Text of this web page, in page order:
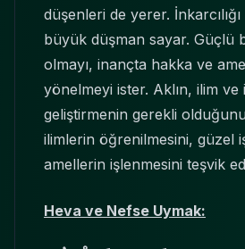
düşenleri de yerer.
büyük düşman sayar. Güçlü
olmayı, inançta hakka ve
yönelmeyi ister. Aklın, ilim ve
geliştirmenin gerekli
ilimlerin öğrenilmesini, güzel
amellerin işlenmesini teşvik
Heva ve Nefse Uymak: